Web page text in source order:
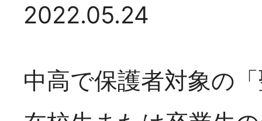
2026年07月14日
「たより58号」発
2022.05.24
中高で保護者対象の